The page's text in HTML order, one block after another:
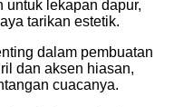
untuk lekapan dapur,
tarikan estetik.
dalam pembuatan
dan aksen hiasan,
cuacanya.